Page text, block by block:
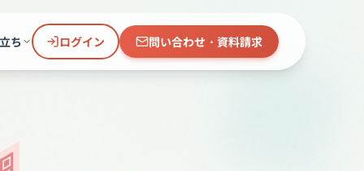
ち ログイン 問い合わせ・資料請求